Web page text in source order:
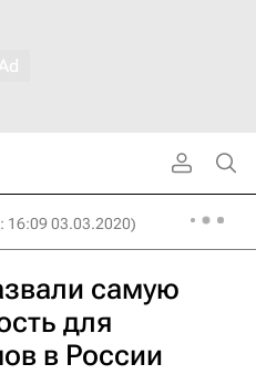
16:09 03.03.2020)
самую
для
в России